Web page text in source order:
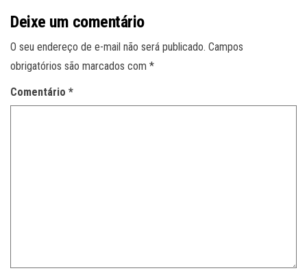
Deixe um comentário
O seu endereço de e-mail não será publicado. Campos
obrigatórios são marcados com *
Comentário *